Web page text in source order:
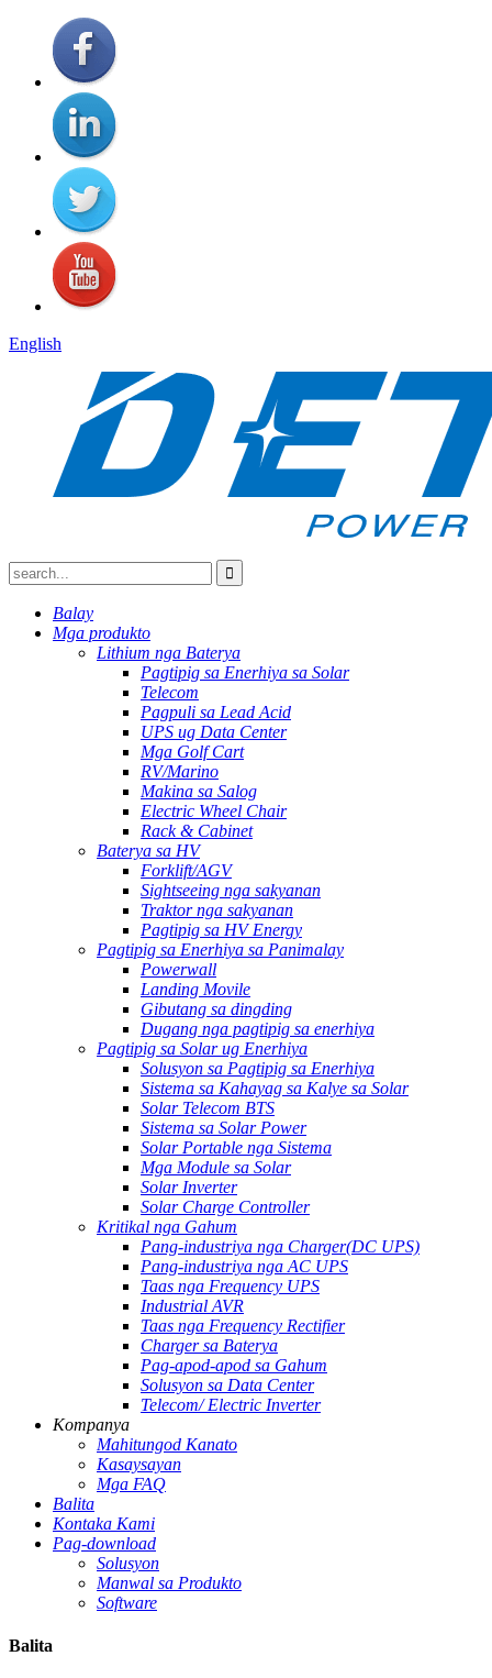
English
Balay
Mga produkto
Lithium nga Baterya
Pagtipig sa Enerhiya sa Solar
Telecom
Pagpuli sa Lead Acid
UPS ug Data Center
Mga Golf Cart
RV/Marino
Makina sa Salog
Electric Wheel Chair
Rack & Cabinet
Baterya sa HV
Forklift/AGV
Sightseeing nga sakyanan
Traktor nga sakyanan
Pagtipig sa HV Energy
Pagtipig sa Enerhiya sa Panimalay
Powerwall
Landing Movile
Gibutang sa dingding
Dugang nga pagtipig sa enerhiya
Pagtipig sa Solar ug Enerhiya
Solusyon sa Pagtipig sa Enerhiya
Sistema sa Kahayag sa Kalye sa Solar
Solar Telecom BTS
Sistema sa Solar Power
Solar Portable nga Sistema
Mga Module sa Solar
Solar Inverter
Solar Charge Controller
Kritikal nga Gahum
Pang-industriya nga Charger(DC UPS)
Pang-industriya nga AC UPS
Taas nga Frequency UPS
Industrial AVR
Taas nga Frequency Rectifier
Charger sa Baterya
Pag-apod-apod sa Gahum
Solusyon sa Data Center
Telecom/ Electric Inverter
Kompanya
Mahitungod Kanato
Kasaysayan
Mga FAQ
Balita
Kontaka Kami
Pag-download
Solusyon
Manwal sa Produkto
Software
Balita